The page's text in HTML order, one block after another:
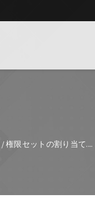
/ 権限セットの割り当て....